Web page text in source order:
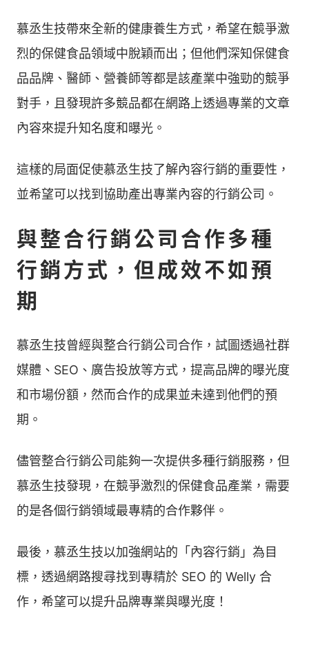
慕丞生技帶來全新的健康養生方式，希望在競爭激
烈的保健食品領域中脫穎而出；但他們深知保健食
品品牌、醫師、營養師等都是該產業中強勁的競爭
對手，且發現許多競品都在網路上透過專業的文章
內容來提升知名度和曝光。
這樣的局面促使慕丞生技了解內容行銷的重要性，
並希望可以找到協助產出專業內容的行銷公司。
與整合行銷公司合作多種
行銷方式，但成效不如預
期
慕丞生技曾經與整合行銷公司合作，試圖透過社群
媒體、SEO、廣告投放等方式，提高品牌的曝光度
和市場份額，然而合作的成果並未達到他們的預
期。
儘管整合行銷公司能夠一次提供多種行銷服務，但
慕丞生技發現，在競爭激烈的保健食品產業，需要
的是各個行銷領域最專精的合作夥伴。
最後，慕丞生技以加強網站的「內容行銷」為目
標，透過網路搜尋找到專精於 SEO 的 Welly 合
作，希望可以提升品牌專業與曝光度！